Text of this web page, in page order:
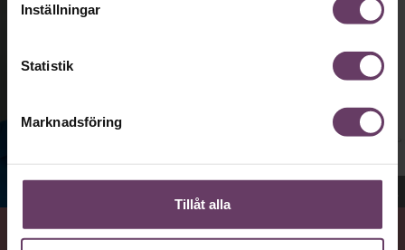
Inställningar
Statistik
Marknadsföring
Tillåt alla